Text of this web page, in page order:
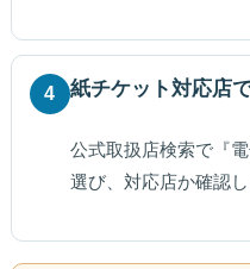
4 紙チケット対応店
公式取扱店検索で『
選び、対応店か確認し